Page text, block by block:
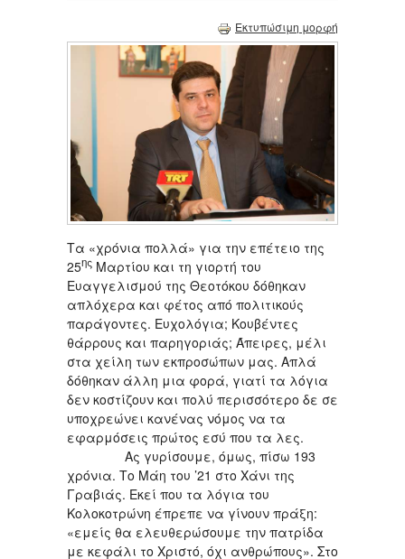
Εκτυπώσιμη μορφή
Τα «χρόνια πολλά» για την επέτειο της
25ης Μαρτίου και τη γιορτή του
Ευαγγελισμού της Θεοτόκου δόθηκαν
απλόχερα και φέτος από πολιτικούς
παράγοντες. Ευχολόγια; Κουβέντες
θάρρους και παρηγοριάς; Άπειρες, μέλι
στα χείλη των εκπροσώπων μας. Απλά
δόθηκαν άλλη μια φορά, γιατί τα λόγια
δεν κοστίζουν και πολύ περισσότερο δε σε
υποχρεώνει κανένας νόμος να τα
εφαρμόσεις πρώτος εσύ που τα λες.
Ας γυρίσουμε, όμως, πίσω 193
χρόνια. Το Μάη του ’21 στο Χάνι της
Γραβιάς. Εκεί που τα λόγια του
Κολοκοτρώνη έπρεπε να γίνουν πράξη:
«εμείς θα ελευθερώσουμε την πατρίδα
με κεφάλι το Χριστό, όχι ανθρώπους». Στο